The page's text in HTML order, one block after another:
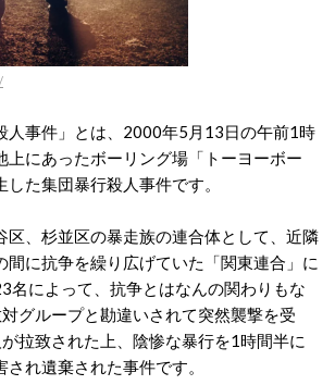
人事件」とは、2000年5月13日の午前1時
上にあったボーリング場「トーヨーボー
た集団暴行殺人事件です。
区、杉並区の暴走族の連合体として、近隣
間に抗争を繰り広げていた「関東連合」に
名によって、抗争とはなんの関わりもな
グループと勘違いされて突然襲撃を受
拉致された上、陰惨な暴行を1時間半に
れ遺棄された事件です。